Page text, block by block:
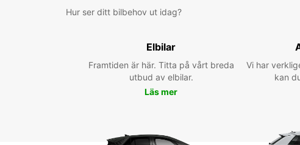
Hur ser ditt bilbehov ut idag?
Elbilar
Framtiden är här. Titta på vårt breda
utbud av elbilar.
Läs mer
Vi har
kan